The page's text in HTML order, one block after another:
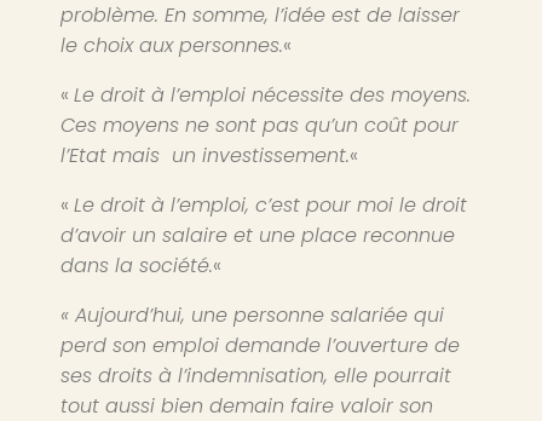
problème. En somme, l’idée est de laisser
le choix aux personnes.«
« Le droit à l’emploi nécessite des moyens.
Ces moyens ne sont pas qu’un coût pour
l’Etat mais un investissement.«
« Le droit à l’emploi, c’est pour moi le droit
d’avoir un salaire et une place reconnue
dans la société.«
« Aujourd’hui, une personne salariée qui
perd son emploi demande l’ouverture de
ses droits à l’indemnisation, elle pourrait
tout aussi bien demain faire valoir son